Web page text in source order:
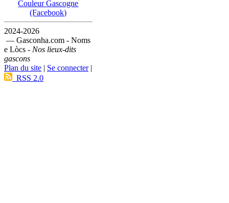
Couleur Gascogne
(Facebook)
2024-2026
— Gasconha.com - Noms
e Lòcs - Nos lieux-dits
gascons
Plan du site | Se connecter|
RSS 2.0